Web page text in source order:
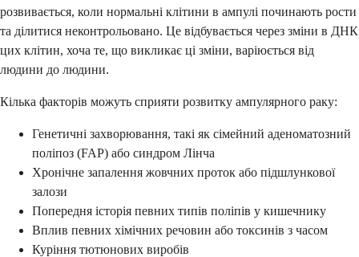
розвивається, коли нормальні клітини в ампулі починають рости
та ділитися неконтрольовано. Це відбувається через зміни в ДНК
цих клітин, хоча те, що викликає ці зміни, варіюється від
людини до людини.
Кілька факторів можуть сприяти розвитку ампулярного раку:
Генетичні захворювання, такі як сімейний аденоматозний
поліпоз (FAP) або синдром Лінча
Хронічне запалення жовчних проток або підшлункової
залози
Попередня історія певних типів поліпів у кишечнику
Вплив певних хімічних речовин або токсинів з часом
Куріння тютюнових виробів